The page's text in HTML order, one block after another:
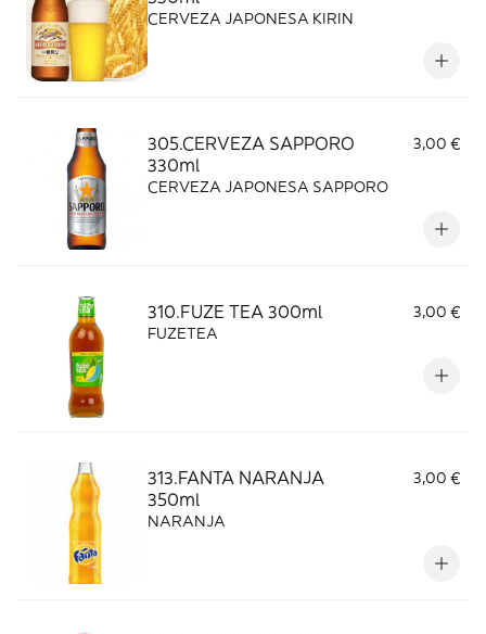
CERVEZA JAPONESA KIRIN
305.CERVEZA SAPPORO
330ml
3,00 €
CERVEZA JAPONESA SAPPORO
310.FUZE TEA 300ml
3,00 €
FUZETEA
313.FANTA NARANJA
350ml
3,00 €
NARANJA